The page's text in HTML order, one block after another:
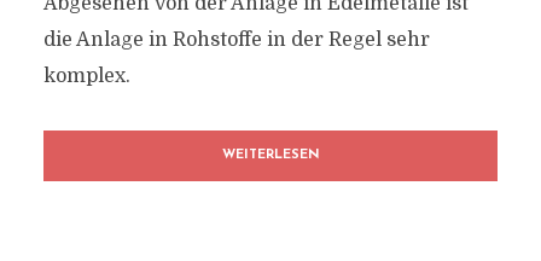
die Anlage in Rohstoffe in der Regel sehr
komplex.
WEITERLESEN